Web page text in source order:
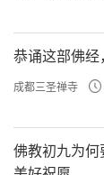
恭诵这部佛
成都三圣禅寺
佛教初九为